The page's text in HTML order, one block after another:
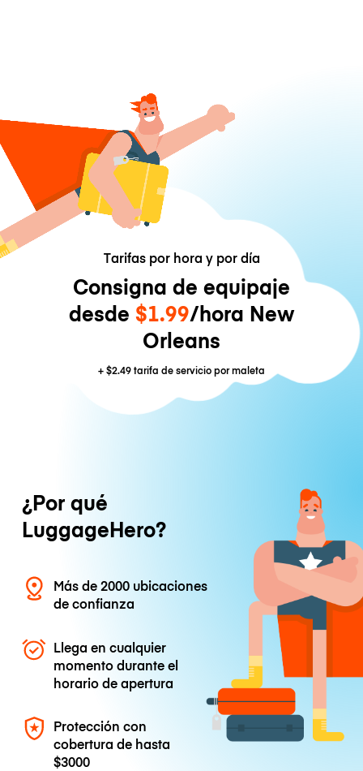
Tarifas por hora y por día
Consigna de equipaje
desde $1.99/hora New
Orleans
+$2.49tarifa de servicio por maleta
¿Por qué
LuggageHero?
Más de 2000 ubicaciones
de confianza
Llega en cualquier
momento durante el
horario de apertura
Protección con
cobertura de hasta
$3000